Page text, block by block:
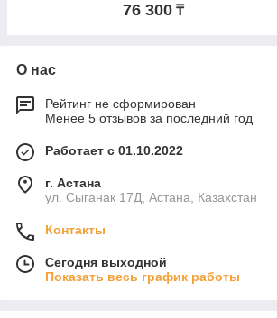
76 300 ₸
О нас
Рейтинг не сформирован
Менее 5 отзывов за последний год
Работает с 01.10.2022
г. Астана
ул. Сыганак 17Д, Астана, Казахстан
Контакты
Сегодня выходной
Показать весь график работы